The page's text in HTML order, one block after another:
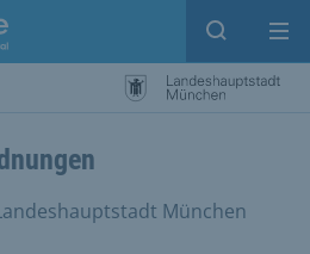
Suche
München